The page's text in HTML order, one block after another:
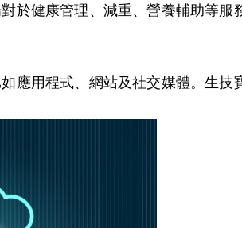
於健康管理、減重、營養輔助等服
應用程式、網站及社交媒體。生技